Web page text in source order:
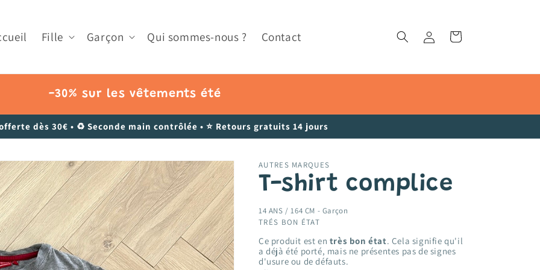
Fille Garçon Qui sommes-nous ? Contact Connexion Panier
-30% sur les vêtements été
dès 30€ • ♻️ Seconde main contrôlée • ⭐ Retours gratuits 14 jours
AUTRES MARQUES
T-shirt complice
14 ANS / 164 CM - Garçon
TRÉS BON ÉTAT
Ce produit est en très bon état. Cela signifie qu'il
a déjà été porté, mais ne présentes pas de signes
d'usure ou de défauts.